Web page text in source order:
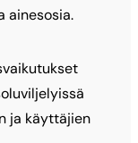
ainesosia.
ja käyttäjien